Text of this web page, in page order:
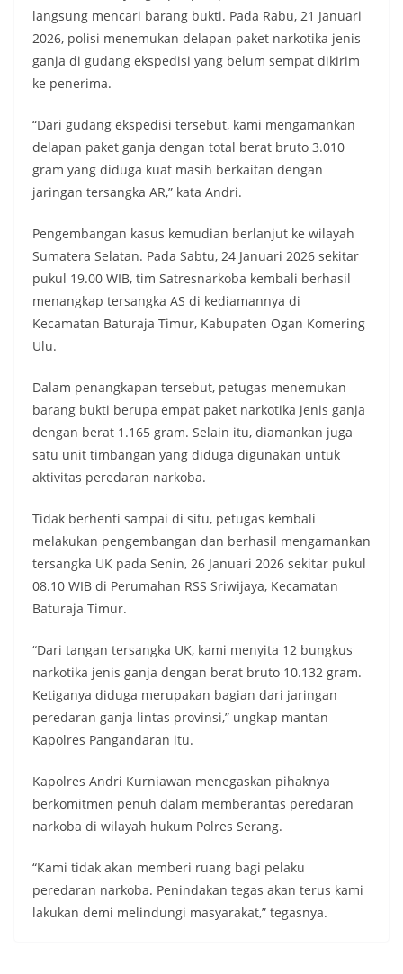
langsung mencari barang bukti. Pada Rabu, 21 Januari
2026, polisi menemukan delapan paket narkotika jenis
ganja di gudang ekspedisi yang belum sempat dikirim
ke penerima.
“Dari gudang ekspedisi tersebut, kami mengamankan
delapan paket ganja dengan total berat bruto 3.010
gram yang diduga kuat masih berkaitan dengan
jaringan tersangka AR,” kata Andri.
Pengembangan kasus kemudian berlanjut ke wilayah
Sumatera Selatan. Pada Sabtu, 24 Januari 2026 sekitar
pukul 19.00 WIB, tim Satresnarkoba kembali berhasil
menangkap tersangka AS di kediamannya di
Kecamatan Baturaja Timur, Kabupaten Ogan Komering
Ulu.
Dalam penangkapan tersebut, petugas menemukan
barang bukti berupa empat paket narkotika jenis ganja
dengan berat 1.165 gram. Selain itu, diamankan juga
satu unit timbangan yang diduga digunakan untuk
aktivitas peredaran narkoba.
Tidak berhenti sampai di situ, petugas kembali
melakukan pengembangan dan berhasil mengamankan
tersangka UK pada Senin, 26 Januari 2026 sekitar pukul
08.10 WIB di Perumahan RSS Sriwijaya, Kecamatan
Baturaja Timur.
“Dari tangan tersangka UK, kami menyita 12 bungkus
narkotika jenis ganja dengan berat bruto 10.132 gram.
Ketiganya diduga merupakan bagian dari jaringan
peredaran ganja lintas provinsi,” ungkap mantan
Kapolres Pangandaran itu.
Kapolres Andri Kurniawan menegaskan pihaknya
berkomitmen penuh dalam memberantas peredaran
narkoba di wilayah hukum Polres Serang.
“Kami tidak akan memberi ruang bagi pelaku
peredaran narkoba. Penindakan tegas akan terus kami
lakukan demi melindungi masyarakat,” tegasnya.